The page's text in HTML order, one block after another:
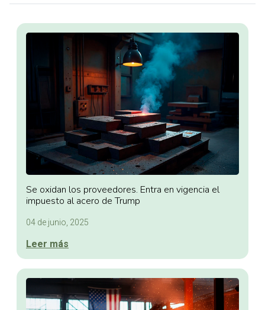
Se oxidan los proveedores. Entra en vigencia el
impuesto al acero de Trump
04 de junio, 2025
Leer más